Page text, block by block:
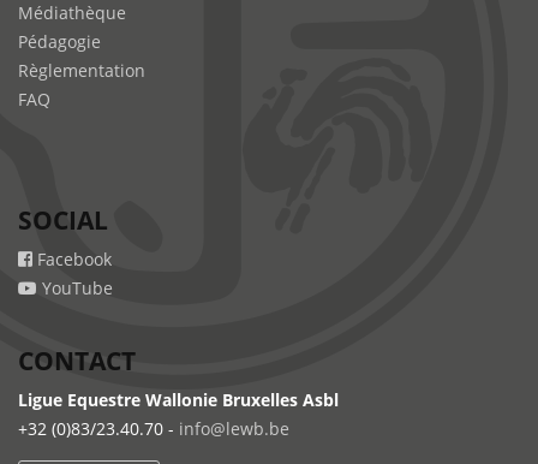
Médiathèque
Pédagogie
Règlementation
FAQ
SOCIAL
Facebook
YouTube
CONTACT
Ligue Equestre Wallonie Bruxelles Asbl
+32 (0)83/23.40.70 - info@lewb.be